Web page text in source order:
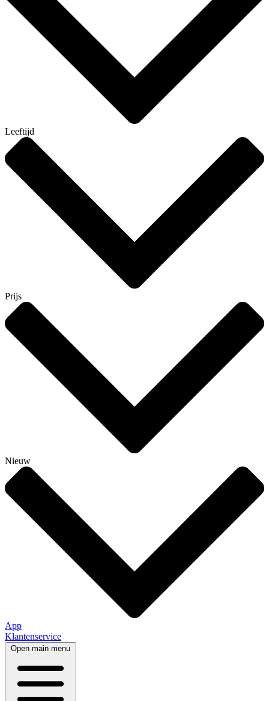
Leeftijd
Prijs
Nieuw
App
Klantenservice
Open main menu